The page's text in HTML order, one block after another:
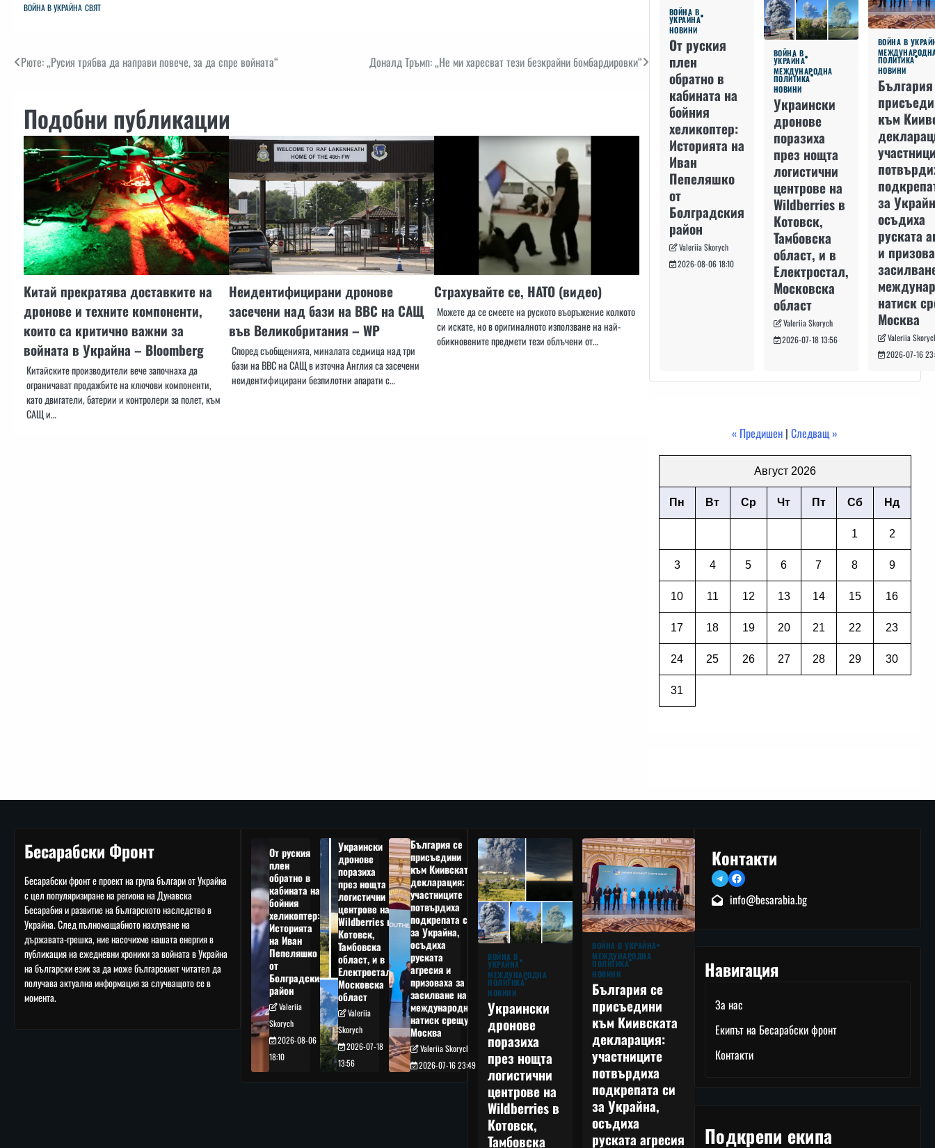
ВОЙНА В УКРАЙНА СВЯТ
Навигация
Рюте: „Русия трябва да направи повече, за да спре войната“ Доналд Тръмп: „Не ми харесват тези безкрайни бомбардировки“
Подобни публикации
Китай прекратява доставките на
дронове и техните компоненти,
които са критично важни за
войната в Украйна – Bloomberg
Китайските производители вече започнаха да
ограничават продажбите на ключови компоненти,
като двигатели, батерии и контролери за полет, към
САЩ и…
Неидентифицирани дронове
засечени над бази на ВВС на САЩ
във Великобритания – WP
Според съобщенията, миналата седмица над три
бази на ВВС на САЩ в източна Англия са засечени
неидентифицирани безпилотни апарати с…
Страхувайте се, НАТО (видео)
Можете да се смеете на руското въоръжение колкото
си искате, но в оригиналното използване на най-
обикновените предмети тези облъчени от…
ВОЙНА В
УКРАЙНА
НОВИНИ
От руския
плен
обратно в
кабината на
бойния
хеликоптер:
Историята на
Иван
Пепеляшко
от
Болградския
район
Valeriia Skorych
2026-08-06 18:10
ВОЙНА В
УКРАЙНА
МЕЖДУНАРОДНА
ПОЛИТИКА
НОВИНИ
Украински
дронове
поразиха
през нощта
логистични
центрове на
Wildberries в
Котовск,
Тамбовска
област, и в
Електростал,
Московска
област
Valeriia Skorych
2026-07-18 13:56
ВОЙНА В
ПОЛИТИКА
НОВИНИ
към
за
осъдиха
руската
и
натиск
Москва
Valeriia
2026-07-16
« Предишен |Следващ »
Август 2026
Пн Вт Ср Чт Пт Сб Нд
1 2
3 4 5 6 7 8 9
10 11 12 13 14 15 16
17 18 19 20 21 22 23
24 25 26 27 28 29 30
31
Бесарабски Фронт
Бесарабски фронт е проект на група българи от Украйна
с цел популяризиране на региона на Дунавска
Бесарабия и развитие на българското наследство в
Украйна. След пълномащабното нахлуване на
държавата-грешка, ние насочихме нашата енергия в
публикация на ежедневни хроники за войната в Украйна
на български език за да може българският читател да
получава актуална информация за случващото се в
момента.
От руския
плен
обратно в
кабината на
бойния
хеликоптер:
Историята
на Иван
Пепеляшко
от
Болградския
район
Valeriia
Skorych
2026-08-06
18:10
Украински
дронове
поразиха
през нощта
логистични
центрове на
Wildberries в
Котовск,
Тамбовска
област, и в
Електростал,
Московска
област
Valeriia
Skorych
2026-07-18
13:56
България се
присъедини
към Киивската
декларация:
участниците
потвърдиха
подкрепата си
за Украйна,
осъдиха
руската
агресия и
призоваха за
засилване на
международния
натиск срещу
Москва
Valeriia Skorych
2026-07-16 23:49
ВОЙНА В
УКРАЙНА
МЕЖДУНАРОДНА
ПОЛИТИКА
НОВИНИ
Украински
дронове
поразиха
през нощта
логистични
центрове на
Wildberries в
Котовск,
Тамбовска
ВОЙНА В УКРАЙНА
МЕЖДУНАРОДНА
ПОЛИТИКА
НОВИНИ
България се
присъедини
към Киивската
декларация:
участниците
потвърдиха
подкрепата си
за Украйна,
осъдиха
руската агресия
Контакти
TelegramFacebook
info@besarabia.bg
Навигация
За нас
Екипът на Бесарабски фронт
Контакти
Подкрепи екипа